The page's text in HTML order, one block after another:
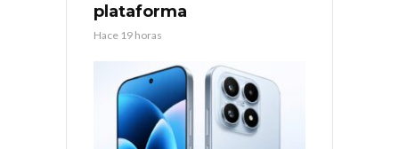
plataforma
Hace 19 horas